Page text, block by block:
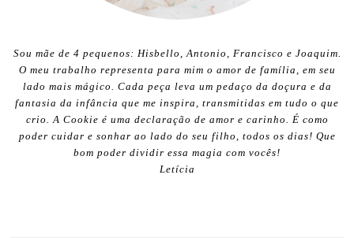
Sou mãe de 4 pequenos: Hisbello, Antonio, Francisco e Joaquim.
O meu trabalho representa para mim o amor de família, em seu
lado mais mágico. Cada peça leva um pedaço da doçura e da
fantasia da infância que me inspira, transmitidas em tudo o que
crio. A Cookie é uma declaração de amor e carinho. É como
poder cuidar e sonhar ao lado do seu filho, todos os dias! Que
bom poder dividir essa magia com vocês!
Letícia